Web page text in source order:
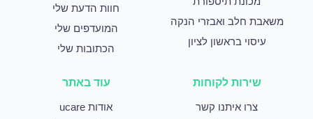
משאבת חלב ואבזרי הנקה
עיסוי בראשון לציון
חוות הדעת שלי
המועדפים שלי
הכתובות שלי
שירות לקוחות
צרו איתנו קשר
עוד באתר
אודות ucare